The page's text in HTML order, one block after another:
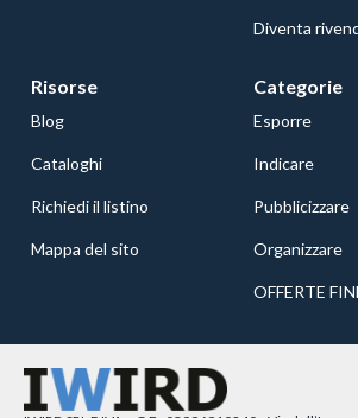
Diventa
Risorse
Blog
Cataloghi
Richiedi il listino
Mappa del sito
Categorie
Esporre
Indicare
Pubblicizzare
Organizzare
OFFERTE